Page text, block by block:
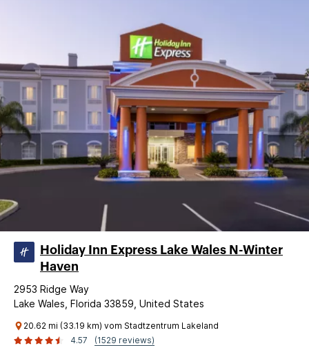
Holiday Inn Express Lake Wales N-Winter
Haven
2953 Ridge Way
Lake Wales, Florida 33859, United States
20.62 mi (33.19 km) vom Stadtzentrum Lakeland
4.57
(1529 reviews)